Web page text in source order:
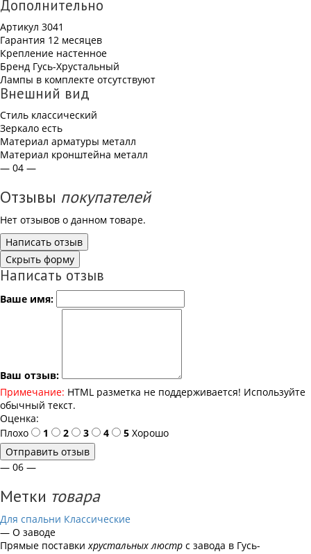
Дополнительно
Артикул 3041
Гарантия 12 месяцев
Крепление настенное
Бренд Гусь-Хрустальный
Лампы в комплекте отсутствуют
Внешний вид
Стиль классический
Зеркало есть
Материал арматуры металл
Материал кронштейна металл
— 04 —
Отзывы покупателей
Нет отзывов о данном товаре.
Написать отзыв
Скрыть форму
Написать отзыв
Ваше имя:
Ваш отзыв:
Примечание: HTML разметка не поддерживается! Используйте
обычный текст.
Оценка:
Плохо
1 2 3 4 5 Хорошо
Отправить отзыв
— 06 —
Метки товара
Для спальни Классические
— О заводе
Прямые поставкихрустальных люстр с завода в Гусь-